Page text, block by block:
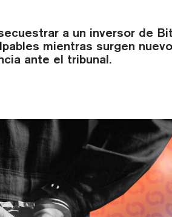
a un inversor de
mientras surgen
ante el tribunal.